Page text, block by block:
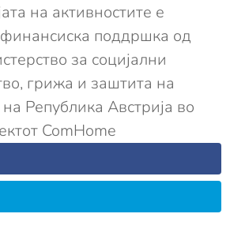
на активностите е
поддршка од
за социјални
грижа и заштита на
Република Австрија во
ComHome